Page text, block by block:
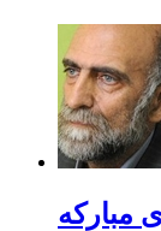
مبارکه